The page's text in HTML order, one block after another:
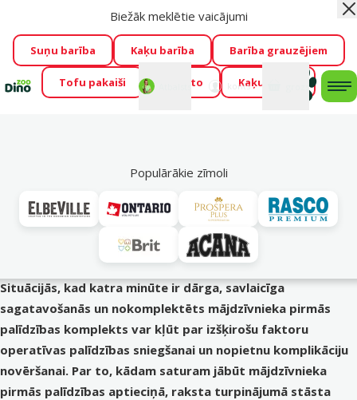
Visu mēnesi Dino Zoo piedāvā lieliskas cenas mīluļu TOP
barībām! 🍖→Skatīt piedāvājumu!
Fotokonkurss “GADA ŪSAIŅI”!
Varbūt tieši Tavs mīlulis
būs 2027. gada zvaigzne
→Piedalīties
Mans
konts
Biežāk meklētie vaicājumi
Suņu barība Kaķu barība Barība grauzējiem
Tofu pakaiši Foresto Kaķu mājas
Populārākie zīmoli
Mājdzīvnieka pirmās palīdzības komplekts
Pat visrūpīgākajam saimniekam ne vienmēr izdodas
pasargāt mīluli no neparedzētām traumām, pēkšņām
veselības problēmām vai sadzīves negadījumiem, kas var
notikt gan mājās, gan aktīvu pastaigu vai rotaļu laikā.
Situācijās, kad katra minūte ir dārga, savlaicīga
sagatavošanās un nokomplektēts mājdzīvnieka pirmās
palīdzības komplekts var kļūt par izšķirošu faktoru
operatīvas palīdzības sniegšanai un nopietnu komplikāciju
novēršanai. Par to, kādam saturam jābūt mājdzīvnieka
pirmās palīdzības aptieciņā, raksta turpinājumā stāsta